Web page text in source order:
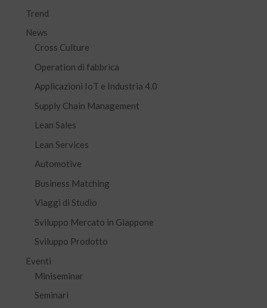
Trend
News
Cross Culture
Operation di fabbrica
Applicazioni IoT e Industria 4.0
Supply Chain Management
Lean Sales
Lean Services
Automotive
Business Matching
Viaggi di Studio
Sviluppo Mercato in Giappone
Sviluppo Prodotto
Eventi
Miniseminar
Seminari